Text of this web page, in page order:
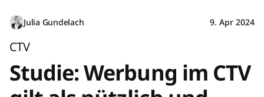
Julia Gundelach 9. Apr 2024
CTV
Studie: Werbung im CTV